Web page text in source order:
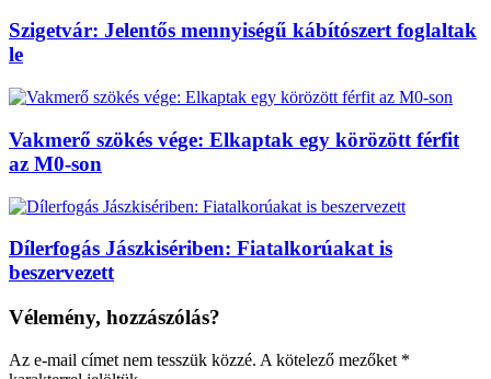
Szigetvár: Jelentős mennyiségű kábítószert foglaltak
le
Vakmerő szökés vége: Elkaptak egy körözött férfit
az M0-son
Dílerfogás Jászkisériben: Fiatalkorúakat is
beszervezett
Vélemény, hozzászólás?
Az e-mail címet nem tesszük közzé. A kötelező mezőket *